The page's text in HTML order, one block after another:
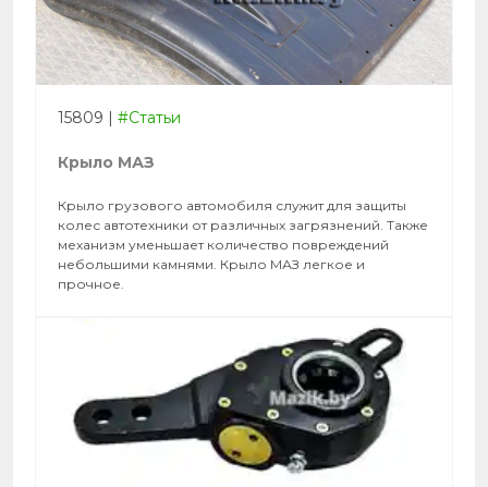
15809 | #Статьи
Крыло МАЗ
Крыло грузового автомобиля служит для защиты
колес автотехники от различных загрязнений. Также
механизм уменьшает количество повреждений
небольшими камнями. Крыло МАЗ легкое и
прочное.